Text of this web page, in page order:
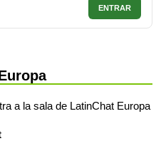
ENTRAR
a la sala de LatinChat Europa